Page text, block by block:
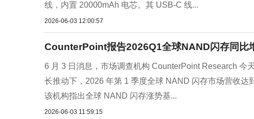
线，内置 20000mAh 电芯。其 USB-C 线...
2026-06-03 12:00:57
CounterPoint报告2026Q1全球NAND闪存同比
6 月 3 日消息，市场调查机构 CounterPoint Research 今
长推动下，2026 年第 1 季度全球 NAND 闪存市场营收达
该机构指出全球 NAND 闪存涨势基...
2026-06-03 11:59:15